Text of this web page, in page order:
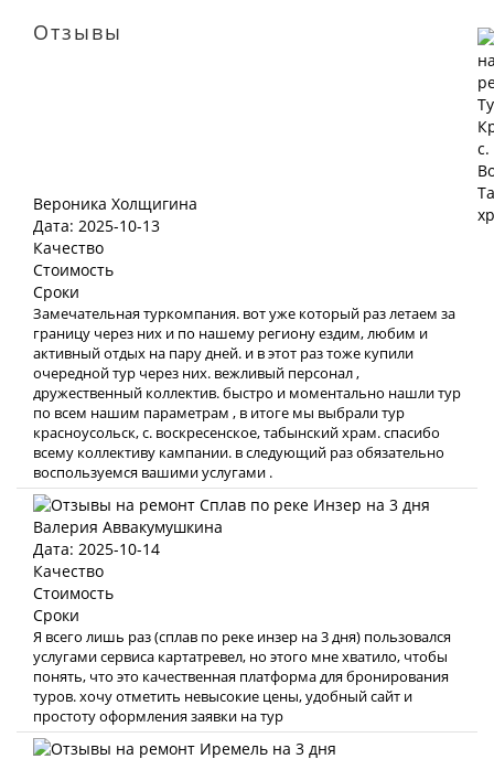
Отзывы
Вероника Холщигина
Дата: 2025-10-13
Качество
Стоимость
Сроки
Замечательная туркомпания. вот уже который раз летаем за
границу через них и по нашему региону ездим, любим и
активный отдых на пару дней. и в этот раз тоже купили
очередной тур через них. вежливый персонал ,
дружественный коллектив. быстро и моментально нашли тур
по всем нашим параметрам , в итоге мы выбрали тур
красноусольск, с. воскресенское, табынский храм. спасибо
всему коллективу кампании. в следующий раз обязательно
воспользуемся вашими услугами .
Валерия Аввакумушкина
Дата: 2025-10-14
Качество
Стоимость
Сроки
Я всего лишь раз (сплав по реке инзер на 3 дня) пользовался
услугами сервиса картатревел, но этого мне хватило, чтобы
понять, что это качественная платформа для бронирования
туров. хочу отметить невысокие цены, удобный сайт и
простоту оформления заявки на тур